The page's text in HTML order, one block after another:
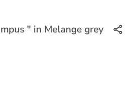
" in Melange grey